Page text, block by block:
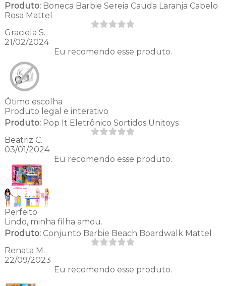
Produto:Boneca Barbie Sereia Cauda Laranja Cabelo
Rosa Mattel
Graciela S.
21/02/2024
Eu recomendo esse produto.
Ótimo escolha
Produto legal e interativo
Produto:Pop It Eletrônico Sortidos Unitoys
Beatriz C.
03/01/2024
Eu recomendo esse produto.
Perfeito
Lindo, minha filha amou.
Produto:Conjunto Barbie Beach Boardwalk Mattel
Renata M.
22/09/2023
Eu recomendo esse produto.